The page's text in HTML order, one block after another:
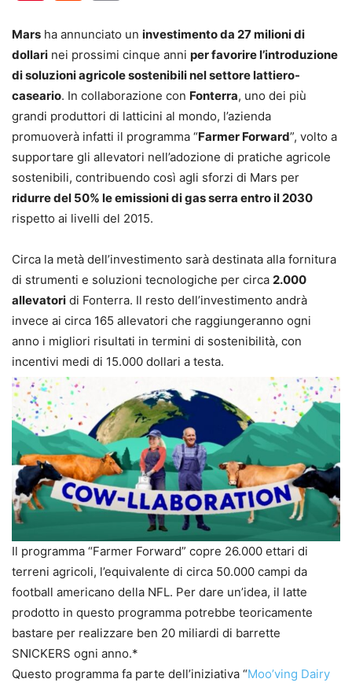
Mars ha annunciato un investimento da 27 milioni di
dollari nei prossimi cinque anni per favorire l’introduzione
di soluzioni agricole sostenibili nel settore lattiero-
caseario. In collaborazione con Fonterra, uno dei più
grandi produttori di latticini al mondo, l’azienda
promuoverà infatti il programma “Farmer Forward”, volto a
supportare gli allevatori nell’adozione di pratiche agricole
sostenibili, contribuendo così agli sforzi di Mars per
ridurre del 50% le emissioni di gas serra entro il 2030
rispetto ai livelli del 2015.
Circa la metà dell’investimento sarà destinata alla fornitura
di strumenti e soluzioni tecnologiche per circa 2.000
allevatori di Fonterra. Il resto dell’investimento andrà
invece ai circa 165 allevatori che raggiungeranno ogni
anno i migliori risultati in termini di sostenibilità, con
incentivi medi di 15.000 dollari a testa.
Il programma “Farmer Forward” copre 26.000 ettari di
terreni agricoli, l’equivalente di circa 50.000 campi da
football americano della NFL. Per dare un’idea, il latte
prodotto in questo programma potrebbe teoricamente
bastare per realizzare ben 20 miliardi di barrette
SNICKERS ogni anno.*
Questo programma fa parte dell’iniziativa “Moo’ving Dairy